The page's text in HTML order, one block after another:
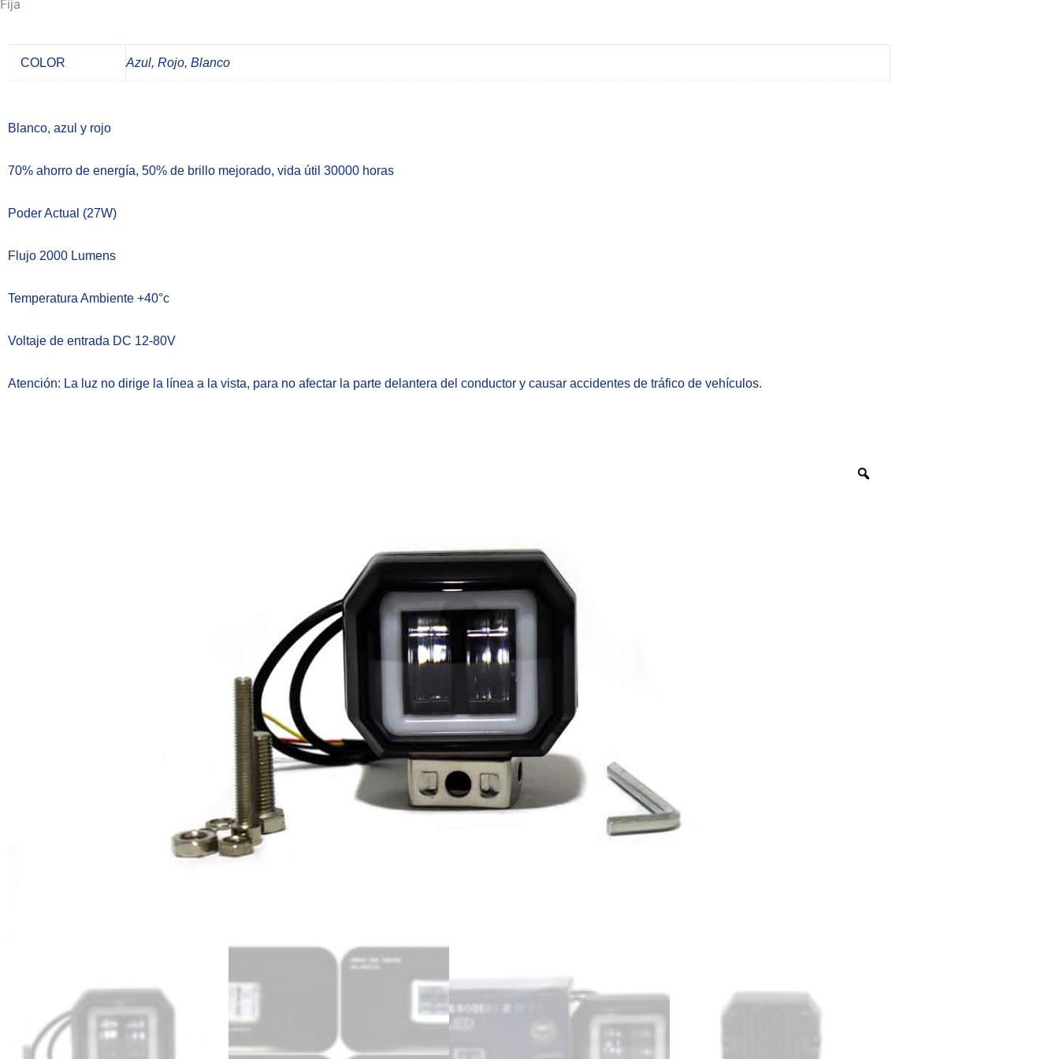
Fija
COLOR Azul, Rojo, Blanco
Blanco, azul y rojo
70% ahorro de energía, 50% de brillo mejorado, vida útil 30000 horas
Poder Actual (27W)
Flujo 2000 Lumens
Temperatura Ambiente +40°c
Voltaje de entrada DC 12-80V
Atención: La luz no dirige la línea a la vista, para no afectar la parte delantera del conductor y causar accidentes de tráfico de vehículos.